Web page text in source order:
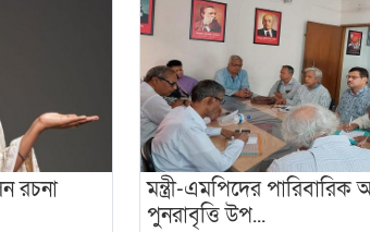
রচনা
মন্ত্রী-এমপিদের
পুনরাবৃত্তি উপ...